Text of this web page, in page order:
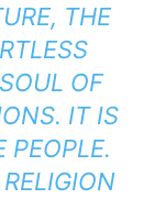
THE
OF
IT IS
PEOPLE.